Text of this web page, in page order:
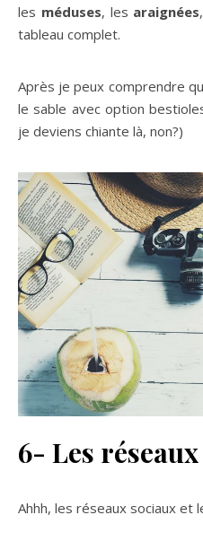
les méduses, les araignées
tableau complet.
Après je peux comprendre
le sable avec option
je deviens chiante là, non?)
6- Les
Ahhh, les réseaux sociaux et